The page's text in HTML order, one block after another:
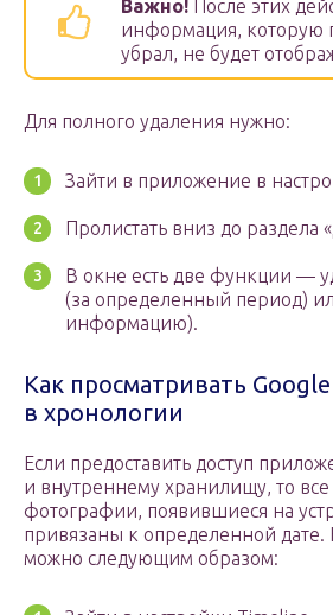
Важно! После этих
информация, которую
убрал, не будет
Для полного удаления нужно:
Зайти в приложение в
Пролистать вниз до раздела
В окне есть две функции —
(за определенный период)
информацию).
Как просматривать
в хронологии
Если предоставить доступ
и внутреннему хранилищу, то
фотографии, появившиеся на
привязаны к определенной дате.
можно следующим образом: